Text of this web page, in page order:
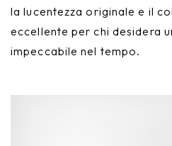
la lucentezza originale e il
eccellente per chi desidera
impeccabile nel tempo.